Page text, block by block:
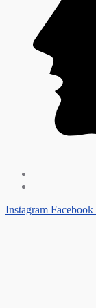
Instagram Facebook